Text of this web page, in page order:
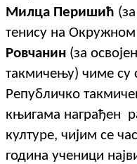
Милца Перишић
тенису на
Ровчанин (за
такмичењу) чиме су
Републичко
књигама награђен
културе, чијим се
година ученици